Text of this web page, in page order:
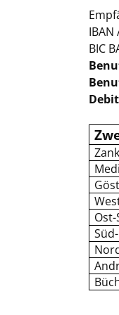
IBAN
BIC